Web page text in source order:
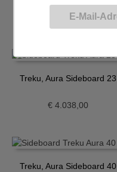
2.665,00
Treku, Aura Sideboard 23
€4.038,00
Treku, Aura Sideboard 40